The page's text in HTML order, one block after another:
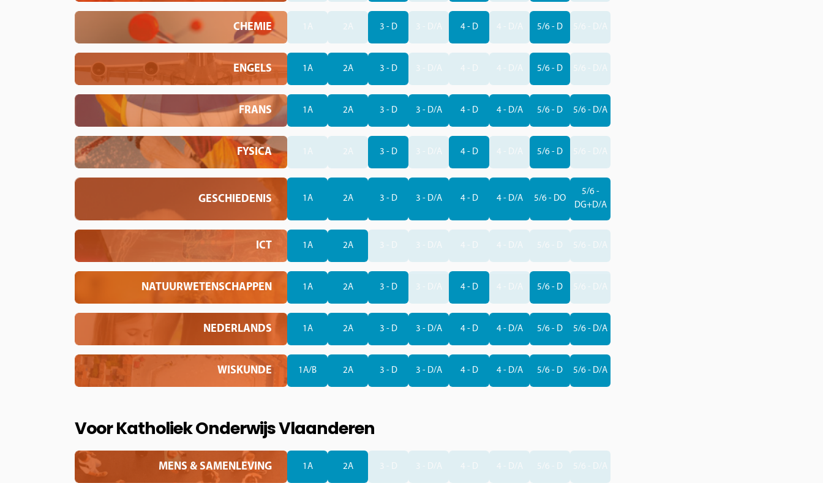
CHEMIE 1A 2A 3 - D 3 - D/A 4 - D 4 - D/A 5/6 - D 5/6 - D/A
ENGELS 1A 2A 3 - D 3 - D/A 4 - D 4 - D/A 5/6 - D 5/6 - D/A
FRANS 1A 2A 3 - D 3 - D/A 4 - D 4 - D/A 5/6 - D 5/6 - D/A
FYSICA 1A 2A 3 - D 3 - D/A 4 - D 4 - D/A 5/6 - D 5/6 - D/A
GESCHIEDENIS 1A 2A 3 - D 3 - D/A 4 - D 4 - D/A 5/6 - DO
5/6 -
DG+D/A
ICT 1A 2A 3 - D 3 - D/A 4 - D 4 - D/A 5/6 - D 5/6 - D/A
NATUURWETENSCHAPPEN 1A 2A 3 - D 3 - D/A 4 - D 4 - D/A 5/6 - D 5/6 - D/A
NEDERLANDS 1A 2A 3 - D 3 - D/A 4 - D 4 - D/A 5/6 - D 5/6 - D/A
WISKUNDE 1A/B 2A 3 - D 3 - D/A 4 - D 4 - D/A 5/6 - D 5/6 - D/A
Voor Katholiek Onderwijs Vlaanderen
MENS & SAMENLEVING 1A 2A 3 - D 3 - D/A 4 - D 4 - D/A 5/6 - D 5/6 - D/A